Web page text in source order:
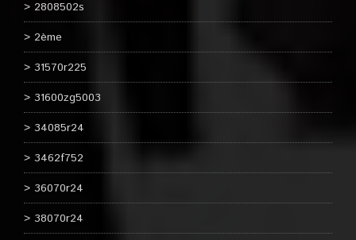
2808502s
2ème
31570r225
31600zg5003
34085r24
3462f752
36070r24
38070r24